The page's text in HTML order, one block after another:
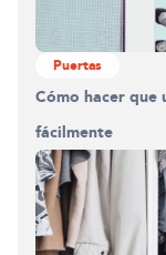
Puertas
Cómo hacer que
fácilmente